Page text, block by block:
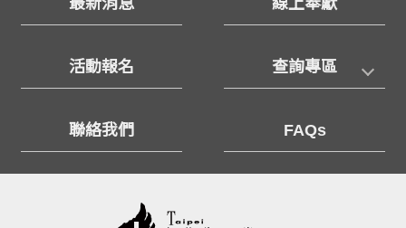
活動報名 查詢專區
聯絡我們 FAQs